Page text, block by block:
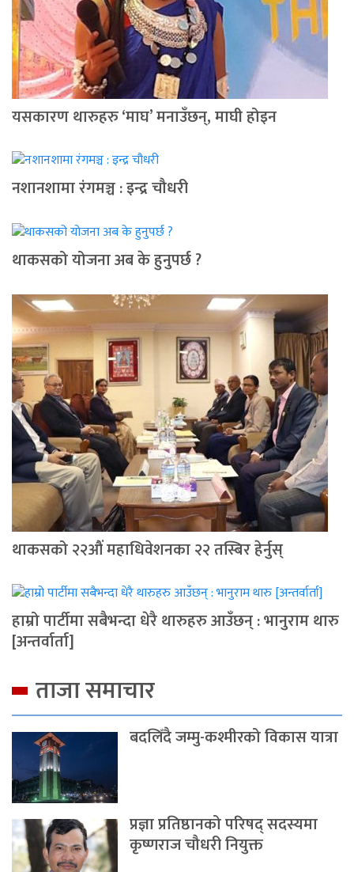
यसकारण थारुहरु ‘माघ’ मनाउँछन्, माघी होइन
नशानशामा रंगमञ्च : इन्द्र चौधरी
थाकसको योजना अब के हुनुपर्छ ?
थाकसको २२औं महाधिवेशनका २२ तस्बिर हेर्नुस्
हाम्रो पार्टीमा सबैभन्दा धेरै थारुहरु आउँछन् : भानुराम थारु
[अन्तर्वार्ता]
ताजा समाचार
बदलिँदै जम्मु-कश्मीरको विकास यात्रा
प्रज्ञा प्रतिष्ठानको परिषद् सदस्यमा
कृष्णराज चौधरी नियुक्त